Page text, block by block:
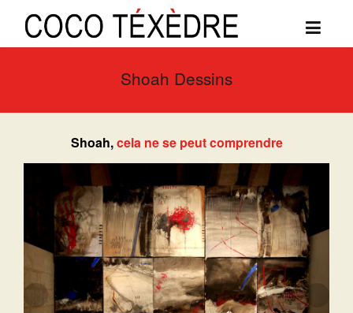
Shoah Dessins
Shoah,cela ne se peut comprendre